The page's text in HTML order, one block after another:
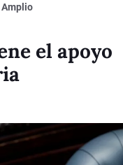
Amplio
el apoyo